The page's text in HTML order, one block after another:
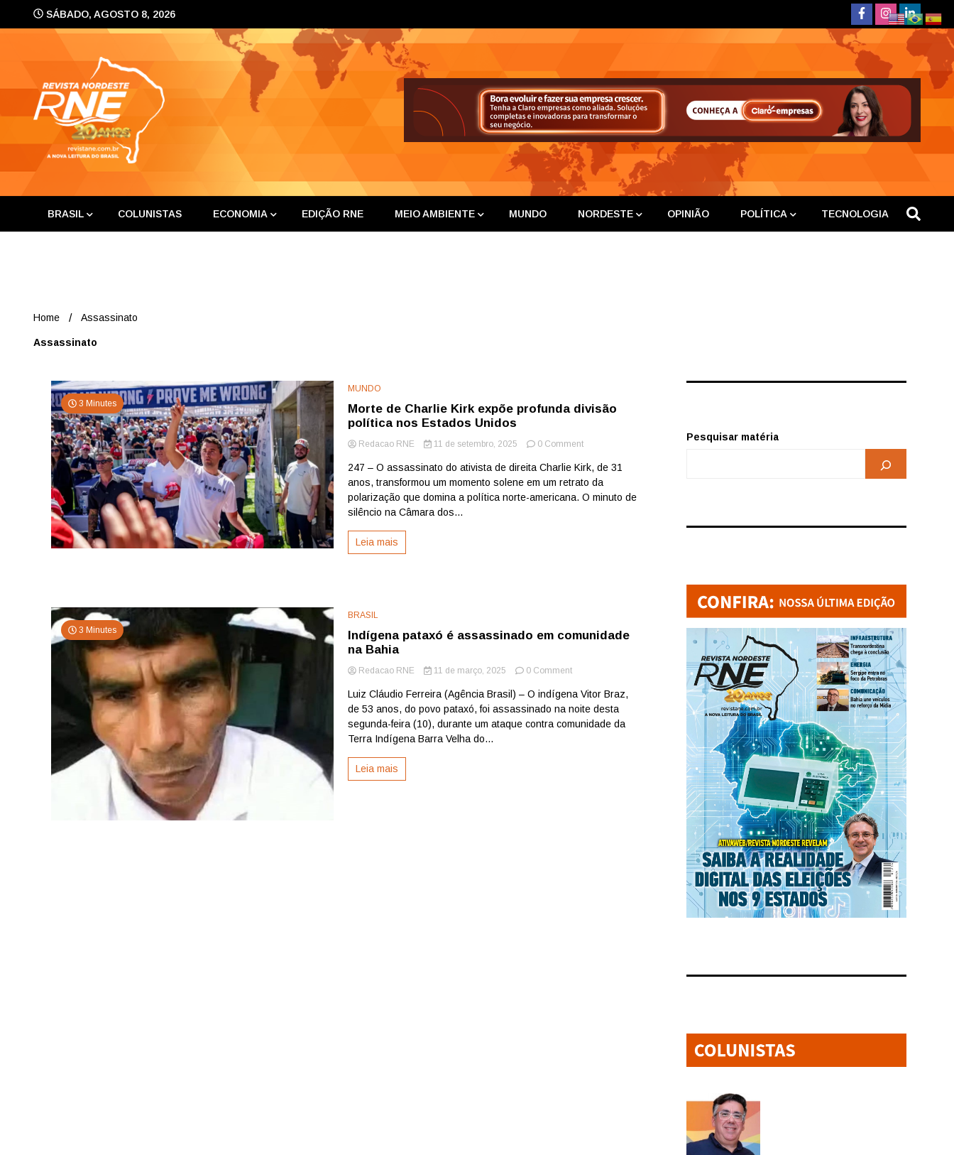
SÁBADO, AGOSTO 8, 2026
Revista Nordeste
A nova leitura do Brasil
BRASIL COLUNISTAS ECONOMIA EDIÇÃO RNE MEIO AMBIENTE MUNDO NORDESTE OPINIÃO POLÍTICA TECNOLOGIA
Home Assassinato
Assassinato
3 Minutes
MUNDO
Morte de Charlie Kirk expõe profunda divisão
política nos Estados Unidos
Redacao RNE 11 de setembro, 2025 0 Commenton
de
Charlie
Kirk
247 – O assassinato do ativista de direita Charlie Kirk, de 31
anos, transformou um momento solene em um retrato da
polarização que domina a política norte-americana. O minuto de
silêncio na Câmara dos...
Leia mais
3 Minutes
BRASIL
Indígena pataxó é assassinado em comunidade
na Bahia
Redacao RNE 11 de março, 2025 0 Commenton
pataxó
é
assassinado
Luiz Cláudio Ferreira (Agência Brasil) – O indígena Vitor Braz,
de 53 anos, do povo pataxó, foi assassinado na noite desta
segunda-feira (10), durante um ataque contra comunidade da
Terra Indígena Barra Velha do...
Leia mais
Pesquisar matéria